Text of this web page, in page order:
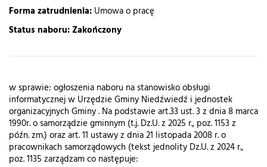
Forma zatrudnienia: Umowa o pracę
Status naboru:Zakończony
w sprawie: ogłoszenia naboru na stanowisko obsługi
informatycznej w Urzędzie Gminy Niedźwiedź i jednostek
organizacyjnych Gminy . Na podstawie art.33 ust. 3 z dnia 8 marca
1990r. o samorządzie gminnym (t.j. Dz.U. z 2025 r., poz. 1153 z
późn. zm.) oraz art. 11 ustawy z dnia 21 listopada 2008 r. o
pracownikach samorządowych (tekst jednolity Dz.U. z 2024 r.,
poz. 1135 zarządzam co następuje: